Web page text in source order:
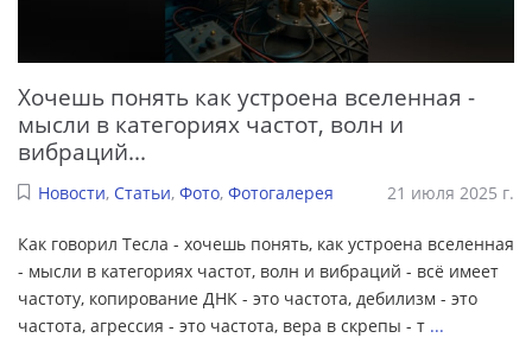
Хочешь понять как устроена вселенная -
мысли в категориях частот, волн и
вибраций...
Новости, Статьи, Фото, Фотогалерея 21 июля 2025 г.
Как говорил Тесла - хочешь понять, как устроена вселенная
- мысли в категориях частот, волн и вибраций - всё имеет
частоту, копирование ДНК - это частота, дебилизм - это
частота, агрессия - это частота, вера в скрепы - т ...